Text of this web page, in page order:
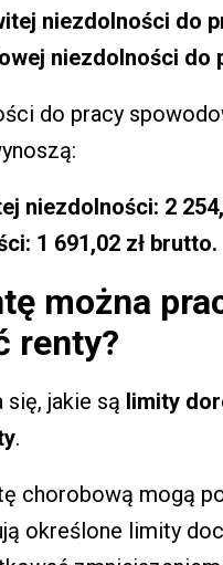
niezdolności do
niezdolności do
do pracy
niezdolności: 2
1 691,02 zł brutto.
można
renty?
jakie są limity
.
chorobową mogą
określone limity